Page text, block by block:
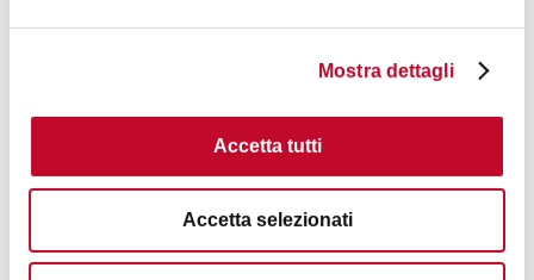
Mostra dettagli
Accetta tutti
Accetta selezionati